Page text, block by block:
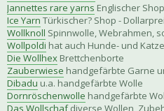
Jannettes rare yarns Englischer
Ice Yarn Türkischer? Shop -
Wollknoll Spinnwolle, Webrahmen,
Wollpoldi hat auch Hunde- und
Die Wollhex Brettchenborte
Zauberwiese handgefärbte Garne
Dibadu u.a. handgefärbte Wolle
Dornröschenwolle handgefärbte
Das Wollschafdiverse Wollen,